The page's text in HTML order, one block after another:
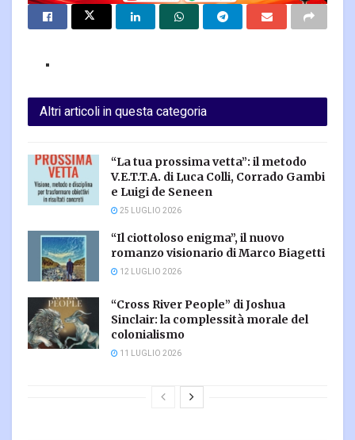
Altri articoli in questa categoria
“La tua prossima vetta”: il metodo
V.E.T.T.A. di Luca Colli, Corrado Gambi
e Luigi de Seneen
25 LUGLIO 2026
“Il ciottoloso enigma”, il nuovo
romanzo visionario di Marco Biagetti
12 LUGLIO 2026
“Cross River People” di Joshua
Sinclair: la complessità morale del
colonialismo
11 LUGLIO 2026